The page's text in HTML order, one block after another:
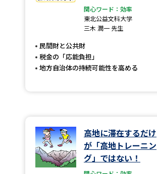
関心ワード：効率
東北公益文科大学
三木 潤一 先生
民間財と公共財
税金の「応能負担」
地方自治体の持続可能性を高める
高地に滞在するだけ
が「高地トレーニン
グ」ではない！